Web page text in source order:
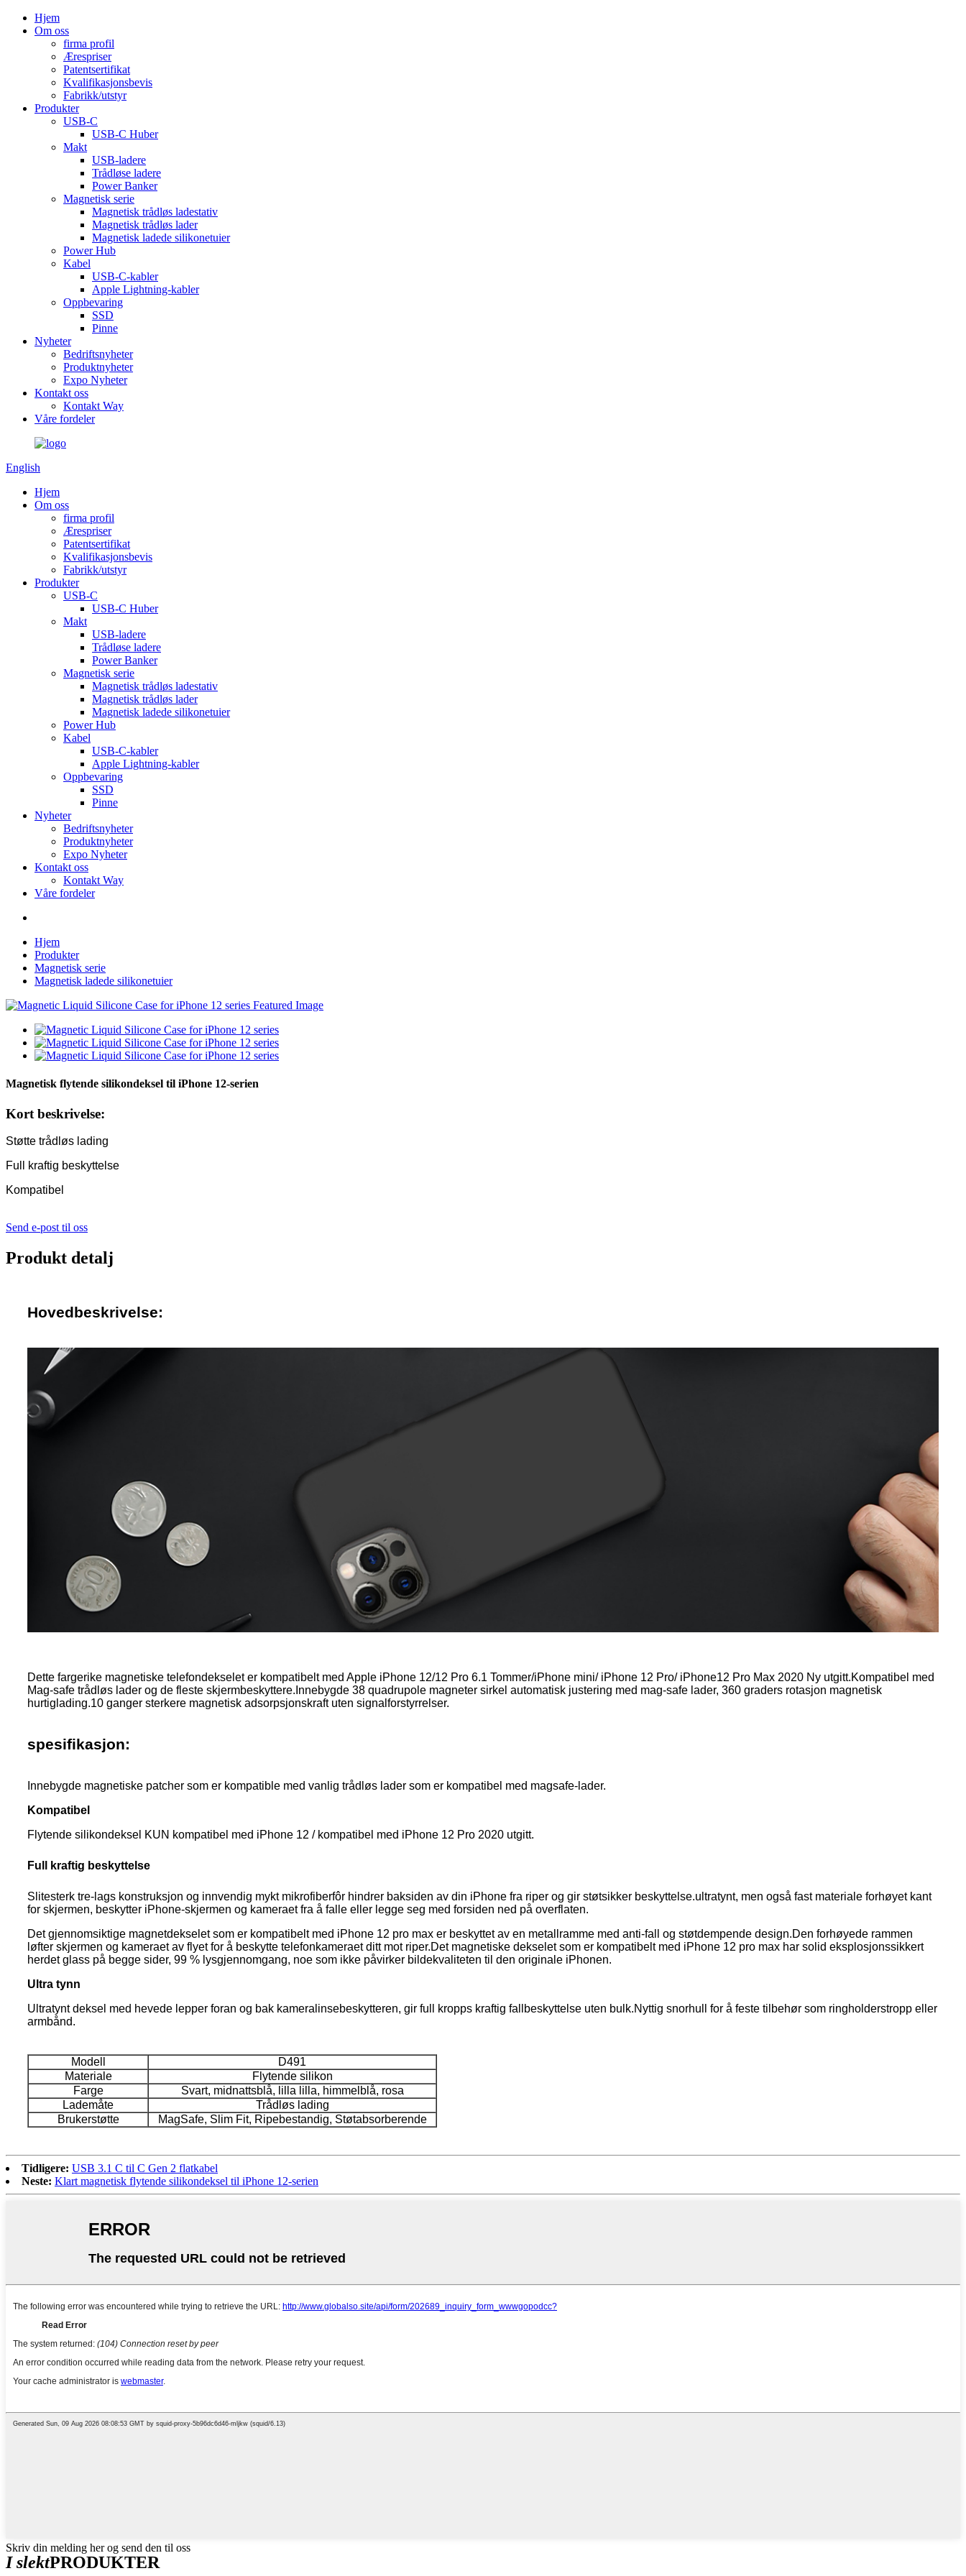
Hjem
Om oss
firma profil
Ærespriser
Patentsertifikat
Kvalifikasjonsbevis
Fabrikk/utstyr
Produkter
USB-C
USB-C Huber
Makt
USB-ladere
Trådløse ladere
Power Banker
Magnetisk serie
Magnetisk trådløs ladestativ
Magnetisk trådløs lader
Magnetisk ladede silikonetuier
Power Hub
Kabel
USB-C-kabler
Apple Lightning-kabler
Oppbevaring
SSD
Pinne
Nyheter
Bedriftsnyheter
Produktnyheter
Expo Nyheter
Kontakt oss
Kontakt Way
Våre fordeler
English
Hjem
Om oss
firma profil
Ærespriser
Patentsertifikat
Kvalifikasjonsbevis
Fabrikk/utstyr
Produkter
USB-C
USB-C Huber
Makt
USB-ladere
Trådløse ladere
Power Banker
Magnetisk serie
Magnetisk trådløs ladestativ
Magnetisk trådløs lader
Magnetisk ladede silikonetuier
Power Hub
Kabel
USB-C-kabler
Apple Lightning-kabler
Oppbevaring
SSD
Pinne
Nyheter
Bedriftsnyheter
Produktnyheter
Expo Nyheter
Kontakt oss
Kontakt Way
Våre fordeler
Hjem
Produkter
Magnetisk serie
Magnetisk ladede silikonetuier
Magnetisk flytende silikondeksel til iPhone 12-serien
Kort beskrivelse:
Støtte trådløs lading
Full kraftig beskyttelse
Kompatibel
Send e-post til oss
Produkt detalj
Hovedbeskrivelse:
Dette fargerike magnetiske telefondekselet er kompatibelt med Apple iPhone 12/12 Pro 6.1 Tommer/iPhone mini/ iPhone 12 Pro/ iPhone12 Pro Max 2020 Ny utgitt.Kompatibel med
Mag-safe trådløs lader og de fleste skjermbeskyttere.Innebygde 38 quadrupole magneter sirkel automatisk justering med mag-safe lader, 360 graders rotasjon magnetisk
hurtiglading.10 ganger sterkere magnetisk adsorpsjonskraft uten signalforstyrrelser.
spesifikasjon:
Innebygde magnetiske patcher som er kompatible med vanlig trådløs lader som er kompatibel med magsafe-lader.
Kompatibel
Flytende silikondeksel KUN kompatibel med iPhone 12 / kompatibel med iPhone 12 Pro 2020 utgitt.
Full kraftig beskyttelse
Slitesterk tre-lags konstruksjon og innvendig mykt mikrofiberfôr hindrer baksiden av din iPhone fra riper og gir støtsikker beskyttelse.ultratynt, men også fast materiale forhøyet kant
for skjermen, beskytter iPhone-skjermen og kameraet fra å falle eller legge seg med forsiden ned på overflaten.
Det gjennomsiktige magnetdekselet som er kompatibelt med iPhone 12 pro max er beskyttet av en metallramme med anti-fall og støtdempende design.Den forhøyede rammen
løfter skjermen og kameraet av flyet for å beskytte telefonkameraet ditt mot riper.Det magnetiske dekselet som er kompatibelt med iPhone 12 pro max har solid eksplosjonssikkert
herdet glass på begge sider, 99 % lysgjennomgang, noe som ikke påvirker bildekvaliteten til den originale iPhonen.
Ultra tynn
Ultratynt deksel med hevede lepper foran og bak kameralinsebeskytteren, gir full kropps kraftig fallbeskyttelse uten bulk.Nyttig snorhull for å feste tilbehør som ringholderstropp eller
armbånd.
Modell
D491
Materiale
Flytende silikon
Farge
Svart, midnattsblå, lilla lilla, himmelblå, rosa
Lademåte
Trådløs lading
Brukerstøtte
MagSafe, Slim Fit, Ripebestandig, Støtabsorberende
Tidligere: USB 3.1 C til C Gen 2 flatkabel
Neste: Klart magnetisk flytende silikondeksel til iPhone 12-serien
Skriv din melding her og send den til oss
I slektPRODUKTER